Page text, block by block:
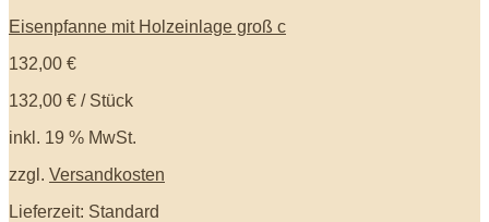
Eisenpfanne mit Holzeinlage groß c
132,00 €
132,00 € / Stück
inkl. 19 % MwSt.
zzgl. Versandkosten
Lieferzeit: Standard